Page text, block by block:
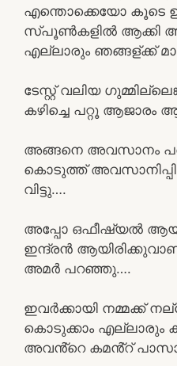
എന്തൊക്കെയോ കൂടെ
സ്പൂൺകളിൽ ആക്കി
എല്ലാരും ഞങ്ങള്ക്ക്
ടേസ്റ്റ് വലിയ
കഴിച്ചെ പറ്റൂ ആജാരം
അങ്ങനെ അവസാനം
കൊടുത്ത്
വിട്ടു….
അപ്പോ ഒഫീഷ്യൽ
ഇന്ദ്രൻ
അമർ പറഞ്ഞു….
ഇവർക്കായി നമ്മക്ക്
കൊടുക്കാം എല്ലാരും
അവൻ്റെ കമൻ്റ്